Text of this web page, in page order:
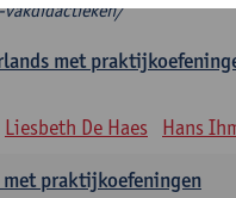
met
Liesbeth De Haes Hans
praktijkoefeningen